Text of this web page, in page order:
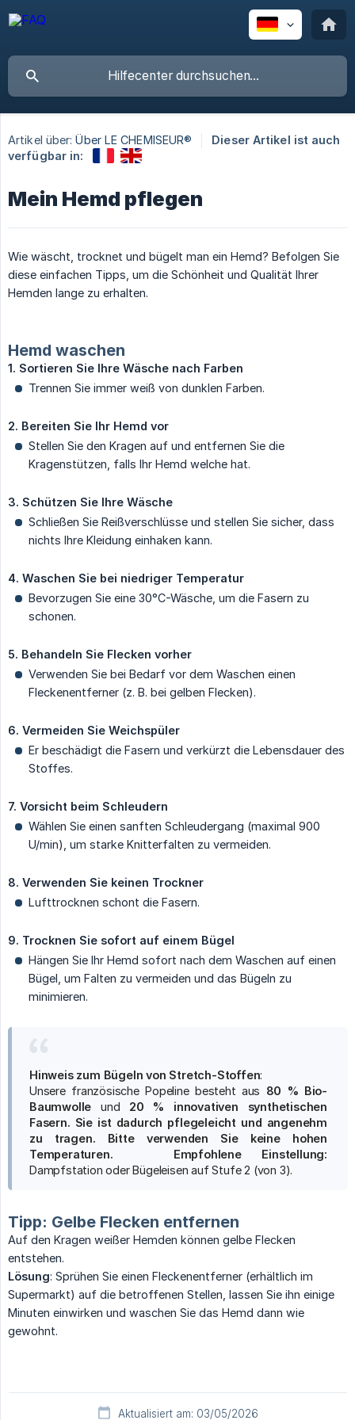
Artikel über: Über LE CHEMISEUR®
Dieser Artikel ist auch
verfügbar in:
Mein Hemd pflegen
Wie wäscht, trocknet und bügelt man ein Hemd? Befolgen Sie
diese einfachen Tipps, um die Schönheit und Qualität Ihrer
Hemden lange zu erhalten.
Hemd waschen
1. Sortieren Sie Ihre Wäsche nach Farben
Trennen Sie immer weiß von dunklen Farben.
2. Bereiten Sie Ihr Hemd vor
Stellen Sie den Kragen auf und entfernen Sie die
Kragenstützen, falls Ihr Hemd welche hat.
3. Schützen Sie Ihre Wäsche
Schließen Sie Reißverschlüsse und stellen Sie sicher, dass
nichts Ihre Kleidung einhaken kann.
4. Waschen Sie bei niedriger Temperatur
Bevorzugen Sie eine 30°C-Wäsche, um die Fasern zu
schonen.
5. Behandeln Sie Flecken vorher
Verwenden Sie bei Bedarf vor dem Waschen einen
Fleckenentferner (z. B. bei gelben Flecken).
6. Vermeiden Sie Weichspüler
Er beschädigt die Fasern und verkürzt die Lebensdauer des
Stoffes.
7. Vorsicht beim Schleudern
Wählen Sie einen sanften Schleudergang (maximal 900
U/min), um starke Knitterfalten zu vermeiden.
8. Verwenden Sie keinen Trockner
Lufttrocknen schont die Fasern.
9. Trocknen Sie sofort auf einem Bügel
Hängen Sie Ihr Hemd sofort nach dem Waschen auf einen
Bügel, um Falten zu vermeiden und das Bügeln zu
minimieren.
Hinweis zum Bügeln von Stretch-Stoffen:
Unsere französische Popeline besteht aus 80 % Bio-
Baumwolle und 20 % innovativen synthetischen
Fasern. Sie ist dadurch pflegeleicht und angenehm
zu tragen.
Bitte verwenden Sie keine hohen
Temperaturen.   Empfohlene Einstellung:
Dampfstation oder Bügeleisen auf Stufe 2 (von 3).
Tipp: Gelbe Flecken entfernen
Auf den Kragen weißer Hemden können gelbe Flecken
entstehen.
Lösung: Sprühen Sie einen Fleckenentferner (erhältlich im
Supermarkt) auf die betroffenen Stellen, lassen Sie ihn einige
Minuten einwirken und waschen Sie das Hemd dann wie
gewohnt.
Aktualisiert am: 03/05/2026